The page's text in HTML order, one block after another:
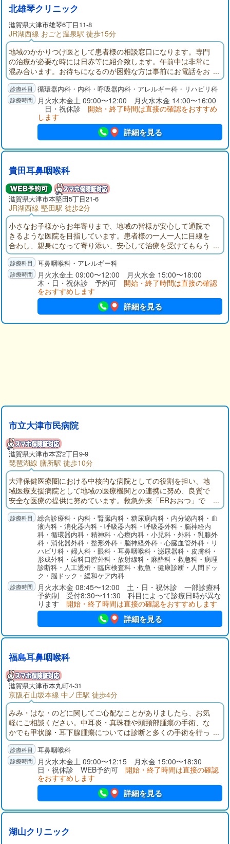
北雄琴クリニック
滋賀県大津市雄琴6丁目11-8
JR湖西線 おごと温泉駅 徒歩15分
地域のかかりつけ医として患者様の相談窓口になります。専門
の治療が必要な時には日赤等に紹介致します。午前中は非常に
混み合います。お待ちになるのが困難な方は事前にお電話をお
願いします。
循環器内科・内科・呼吸器内科・アレルギー科・リハビリ科
月火水木金土 09:00〜12:00 月火水木金 14:00〜16:00
日・祝休診 開始・終了時間は直接の確認をおすすめ
します
詳細を見る
貴田耳鼻咽喉科
滋賀県大津市本堅田5丁目21-6
JR湖西線 堅田駅 徒歩2分
小さなお子様からお年寄りまで、地域の皆様が安心して通院で
きるような医院を目指しています。患者様の一人一人に目線を
合わし、親身になって寄り添い、安心して治療を受けてもらう
ことをポリシーにしています。一般的な耳鼻咽喉科疾患（風
邪、みみ、はな、のど、めまい）の他に、睡眠時無呼吸症候群
の治療、甲状腺腫瘍の定期フォロー、補聴器の相談なども行っ
ております。どうぞお気軽にご相談ください。
耳鼻咽喉科・アレルギー科
月火水金土 09:00〜12:00 月火水金 15:00〜18:00
木・日・祝休診 予約可 開始・終了時間は直接の確認
をおすすめします
詳細を見る
市立大津市民病院
滋賀県大津市本宮2丁目9-9
琵琶湖線 膳所駅 徒歩10分
大津保健医療圏における中核的な病院としての役割を担い、地
域医療支援病院として地域の医療機関との連携に努め、良質で
安全な医療の提供に努めています。救急外来「ERおおつ」で
は、24時間365日「とまらない救急」を掲げ、救急専門医を中心
に他科医師やICUと速やかに連携しています。健診センターでは
各種検診や予防接種を行うとともに、早期発見から内視鏡およ
び外科的手術治療、化学療法、放射線治療そして緩和ケアにい
たるまで、シームレスで集学的ながん診療を提供しています。
総合診療科・内科・腎臓内科・糖尿病内科・内分泌内科・血
液内科・消化器内科・呼吸器内科・呼吸器外科・脳神経内
科・循環器内科・精神科・心療内科・小児科・外科・乳腺外
科・消化器外科・整形外科・脳神経外科・心臓血管外科・リ
ハビリ科・婦人科・眼科・耳鼻咽喉科・泌尿器科・皮膚科・
形成外科・歯科口腔外科・放射線科・麻酔科・救急科・病理
診断科・人工透析・臨床検査科・救急・健康診断・人間ドッ
ク・脳ドック・緩和ケア内科
月火水木金 08:45〜12:00 土・日・祝休診 一部診療科
予約制 受付8:30〜11:30 科目によって診療日時が異な
ります 開始・終了時間は直接の確認をおすすめします
詳細を見る
福島耳鼻咽喉科
滋賀県大津市本丸町4-31
京阪石山坂本線 中ノ庄駅 徒歩4分
みみ・はな・のどに関してご心配なことがありましたら、お気
軽にご相談ください。中耳炎・真珠種や頭頸部腫瘍の手術、な
かでも甲状腺・耳下腺腫瘍については診断と多くの手術を行っ
てきました。当院でも超音波検査にてこれらの疾患の診断を行
っています。めまいについては内耳が原因で起こる、めまいだ
けでなく首の筋肉痛、神経痛が増悪因子となっているめまい
感、ふらつきについても対応しています。
耳鼻咽喉科
月火水木金土 09:00〜12:15 月水金 15:00〜18:30
日・祝休診 WEB予約可 開始・終了時間は直接の確認
をおすすめします
詳細を見る
湖山クリニック